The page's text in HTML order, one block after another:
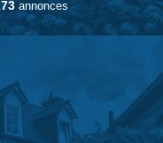
annonces